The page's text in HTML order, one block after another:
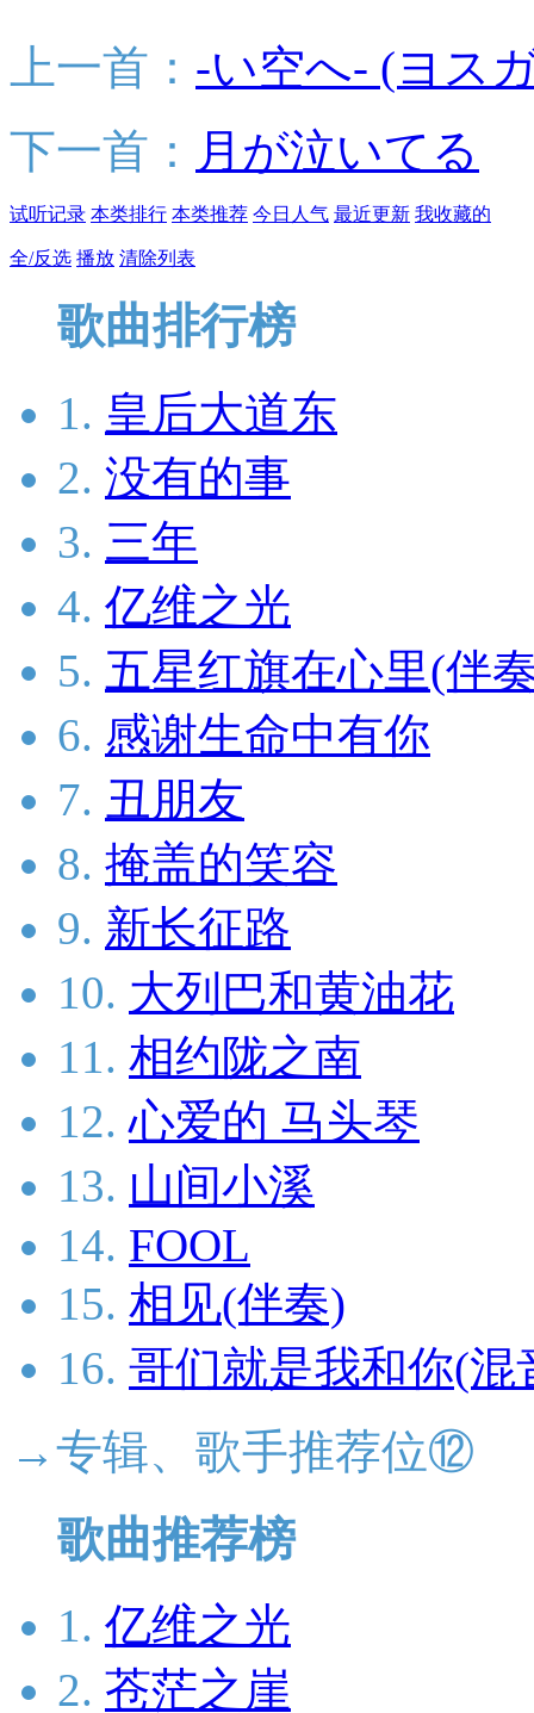
上一首： -い空へ- (ヨス
下一首： 月が泣いてる
试听记录 本类排行 本类推荐 今日人气 最近更新 我收藏的
全/反选 播放 清除列表
歌曲排行榜
1. 皇后大道东
2. 没有的事
3. 三年
4. 亿维之光
5. 五星红旗在心里(伴
6. 感谢生命中有你
7. 丑朋友
8. 掩盖的笑容
9. 新长征路
10. 大列巴和黄油花
11. 相约陇之南
12. 心爱的 马头琴
13. 山间小溪
14. FOOL
15. 相见(伴奏)
16. 哥们就是我和你(混
→专辑、歌手推荐位⑫
歌曲推荐榜
1. 亿维之光
2. 苍茫之崖